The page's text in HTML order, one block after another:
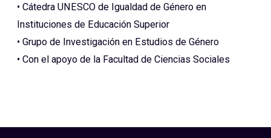
• Cátedra UNESCO de Igualdad de Género en
Instituciones de Educación Superior
• Grupo de Investigación en Estudios de Género
• Con el apoyo de la Facultad de Ciencias Sociales